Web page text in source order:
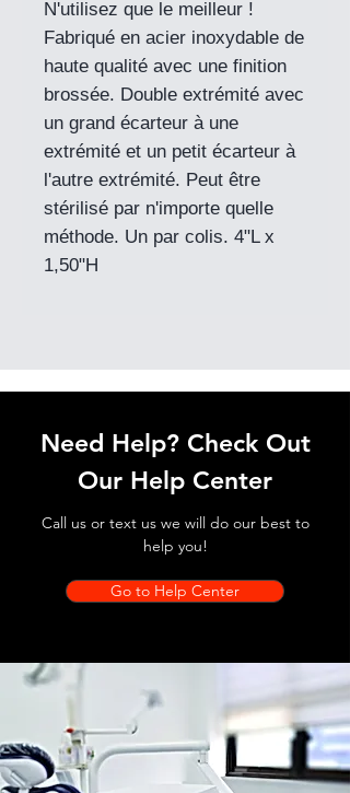
N'utilisez que le meilleur !
Fabriqué en acier inoxydable de
haute qualité avec une finition
brossée. Double extrémité avec
un grand écarteur à une
extrémité et un petit écarteur à
l'autre extrémité. Peut être
stérilisé par n'importe quelle
méthode. Un par colis. 4"L x
1,50"H
Need Help? Check Out
Our Help Center
Call us or text us we will do our best to
help you!
Go to Help Center